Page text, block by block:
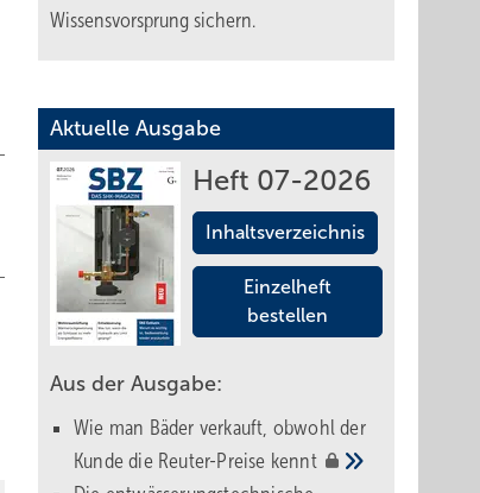
Wissensvorsprung sichern.
Aktuelle Ausgabe
Heft 07-2026
Inhaltsverzeichnis
Einzelheft
bestellen
Aus der Ausgabe:
Wie man Bäder verkauft, obwohl der
Kunde die Reuter-Preise kennt